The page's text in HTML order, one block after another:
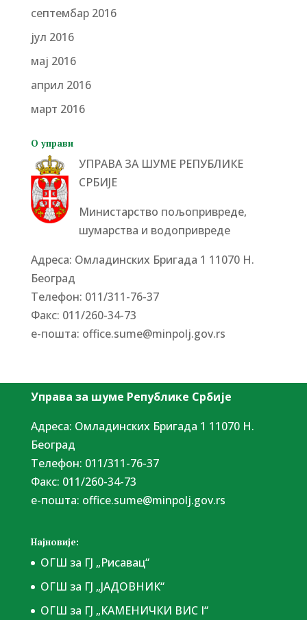
септембар 2016
јул 2016
мај 2016
април 2016
март 2016
О управи
УПРАВА ЗА ШУМЕ РЕПУБЛИКЕ
СРБИЈЕ
Министарство пољопривреде,
шумарства и водопривреде
Адреса: Омладинских Бригада 1 11070 Н.
Београд
Tелефон: 011/311-76-37
Факс: 011/260-34-73
е-пошта: office.sume@minpolj.gov.rs
Управа за шуме Републике Србије
Адреса: Омладинских Бригада 1 11070 Н.
Београд
Tелефон: 011/311-76-37
Факс: 011/260-34-73
е-пошта: office.sume@minpolj.gov.rs
Најновије:
ОГШ за ГЈ „Рисавац“
ОГШ за ГЈ „ЈАДОВНИК“
ОГШ за ГЈ „КАМЕНИЧКИ ВИС I“